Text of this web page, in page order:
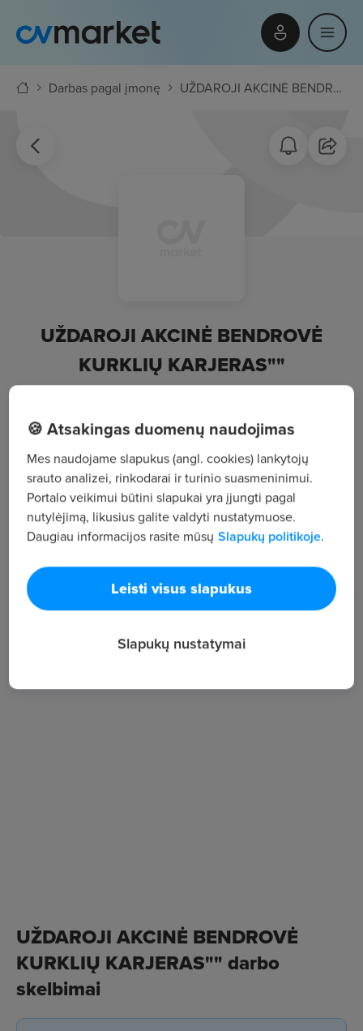
Darbas pagal įmonę UŽDAROJI AKCINĖ BENDROVĖ KURKLIŲ KARJERAS""
UŽDAROJI AKCINĖ BENDROVĖ
KURKLIŲ KARJERAS""
Žiūrėti visus skelbimus
Įmonės aprašymas
55
Vid. atlyginimas
UŽDAROJI AKCINĖ BENDROVĖ
KURKLIŲ KARJERAS"" darbo
skelbimai
🍪 Atsakingas duomenų naudojimas
Mes naudojame slapukus (angl. cookies) lankytojų
srauto analizei, rinkodarai ir turinio suasmeninimui.
Portalo veikimui būtini slapukai yra įjungti pagal
nutylėjimą, likusius galite valdyti nustatymuose.
Daugiau informacijos rasite mūsų Slapukų politikoje.
Leisti visus slapukus
Slapukų nustatymai